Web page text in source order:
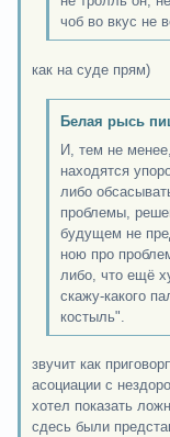
чоб во вкус не
как на суде прям)
Белая рысь
И, тем не
находятся
либо
проблемы,
будущем не
ною про
либо, что ещё
скажу-какого
костыль".
звучит как
асоциации с
хотел показать
сдесь были